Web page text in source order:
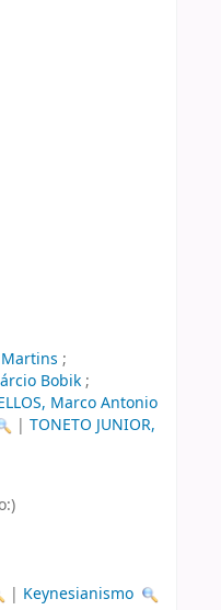
Martins ;
Bobik;
Marco Antonio
|TONETO JUNIOR,
| Keynesianismo